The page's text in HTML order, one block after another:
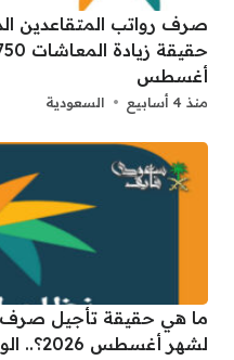
أغسطس
منذ 4 أسابيع السعودية
ما هي حقيقة تأجيل صرف
لشهر أغسطس 2026؟.. الوزارة تكشف